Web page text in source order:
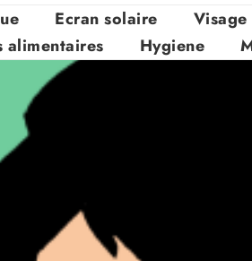
Ecran solaire Visage
alimentaires
Hygiene